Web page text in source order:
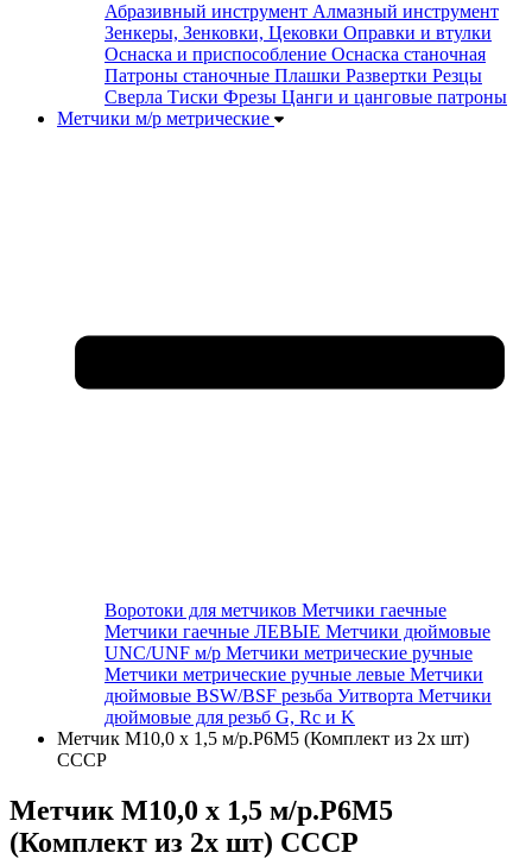
Абразивный инструмент Алмазный инструмент
Зенкеры, Зенковки, Цековки Оправки и втулки
Оснаска и приспособление Оснаска станочная
Патроны станочные Плашки Развертки Резцы
Сверла Тиски Фрезы Цанги и цанговые патроны
Метчики м/р метрические
Воротоки для метчиков Метчики гаечные
Метчики гаечные ЛЕВЫЕ Метчики дюймовые
UNC/UNF м/р Метчики метрические ручные
Метчики метрические ручные левые Метчики
дюймовые BSW/BSF резьба Уитворта Метчики
дюймовые для резьб G, Rc и K
Метчик М10,0 х 1,5 м/р.Р6М5 (Комплект из 2х шт)
СССР
Метчик М10,0 х 1,5 м/р.Р6М5
(Комплект из 2х шт) СССР